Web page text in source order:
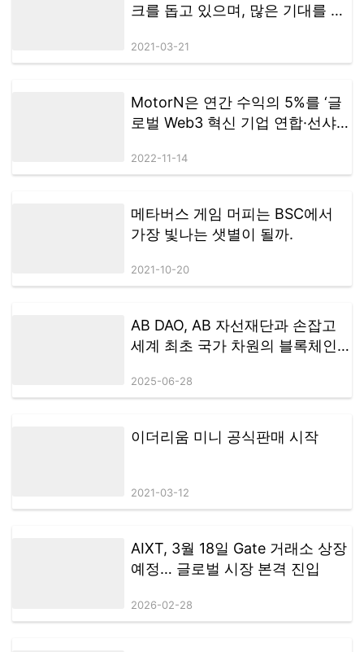
크를 돕고 있으며, 많은 기대를 모
Consensus Forum이 하이커 우에
2021-03-21
MotorN은 연간 수익의 5%를 ‘글
로벌 Web3 혁신 기업 연합·선샤인
할 계획이다.
2022-11-14
메타버스 게임 머피는 BSC에서
가장 빛나는 샛별이 될까.
2021-10-20
AB DAO, AB 자선재단과 손잡고
세계 최초 국가 차원의 블록체인
2025-06-28
이더리움 미니 공식판매 시작
2021-03-12
AIXT, 3월 18일 Gate 거래소 상장
예정… 글로벌 시장 본격 진입
2026-02-28